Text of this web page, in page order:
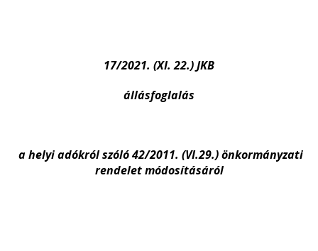
17/2021. (XI. 22.) JKB
állásfoglalás
a helyi adókról szóló 42/2011. (VI.29.) önkormányzati
rendelet módosításáról